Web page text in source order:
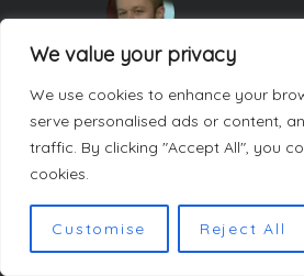
We value your privacy
We use cookies to enhance your
serve personalised ads or content,
traffic. By clicking "Accept All", you
cookies.
Customise Reject All